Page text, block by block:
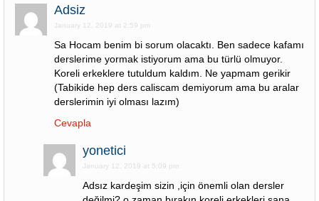
Adsiz
January 12, 2019 at 2:59 pm
Sa Hocam benim bi sorum olacaktı. Ben sadece kafamı
derslerime yormak istiyorum ama bu türlü olmuyor.
Koreli erkeklere tutuldum kaldım. Ne yapmam gerikir
(Tabikide hep ders caliscam demiyorum ama bu aralar
derslerimin iyi olması lazım)
Cevapla
yonetici
January 12, 2019 at 5:09 pm
Adsız kardeşim sizin ,için önemli olan dersler